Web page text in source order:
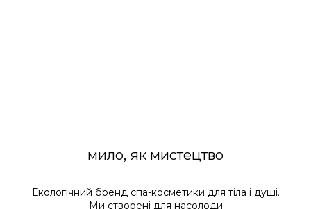
мило, як мистецтво
Екологічний бренд спа-косметики для тіла і душі.
Ми створені для насолоди